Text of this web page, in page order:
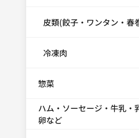
皮類(餃子・ワンタン・春
冷凍肉
惣菜
ハム・ソーセージ・牛乳・
卵など